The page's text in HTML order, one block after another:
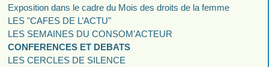
Exposition dans le cadre du Mois des droits de la femme
LES "CAFES DE L’ACTU"
LES SEMAINES DU CONSOM’ACTEUR
CONFERENCES ET DEBATS
LES CERCLES DE SILENCE